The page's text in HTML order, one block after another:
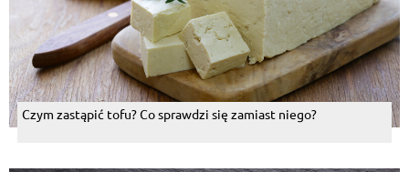
Czym zastąpić tofu? Co sprawdzi się zamiast niego?